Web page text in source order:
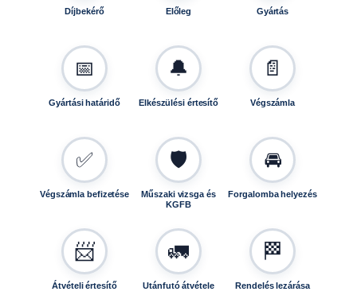
Díjbekérő Előleg Gyártás
📅
Gyártási határidő
🔔
Elkészülési értesítő
📄
Végszámla
✅
Végszámla befizetése
🛡️
Műszaki vizsga és
KGFB
🚘
Forgalomba helyezés
📨
Átvételi értesítő
🚛
Utánfutó átvétele
🏁
Rendelés lezárása